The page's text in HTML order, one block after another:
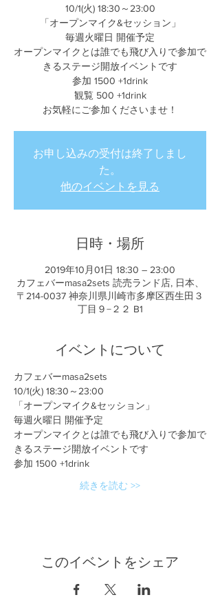
10/1(火) 18:30～23:00
「オープンマイク&セッション」
毎週火曜日 開催予定
オープンマイクとは誰でも飛び入りで参加で
きるステージ開放イベントです
参加 1500 +1drink
観覧 500 +1drink
お気軽にご参加くださいませ！
お申し込みの受付は終了しまし
た。
他のイベントを見る
日時・場所
2019年10月01日 18:30 – 23:00
カフェバーmasa2sets 読売ランド店, 日本、
〒214-0037 神奈川県川崎市多摩区西生田３
丁目９−２２ B1
イベントについて
カフェバーmasa2sets
10/1(火) 18:30～23:00
「オープンマイク&セッション」
毎週火曜日 開催予定
オープンマイクとは誰でも飛び入りで参加で
きるステージ開放イベントです
参加 1500 +1drink
続きを読む >>
このイベントをシェア